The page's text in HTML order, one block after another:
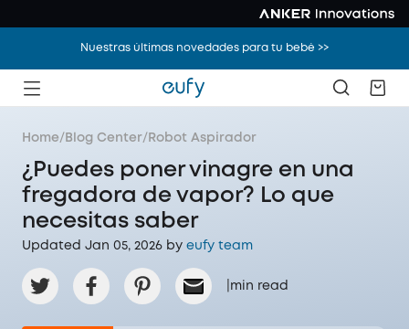
Nuestras últimas novedades para tu bebé >>
Home/ Blog Center/ Robot Aspirador
¿Puedes poner vinagre en una
fregadora de vapor? Lo que
necesitas saber
Updated Jan 05, 2026 by eufy team
min read